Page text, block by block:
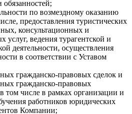
по возмездному оказанию
предоставления туристических
консультационных и
услуг, ведения турагентской и
деятельности, осуществления
в соответствии с Уставом
гражданско-правовых сделок и
гражданско-правовых
в том числе в рамках организации и
работников юридических
Компании;